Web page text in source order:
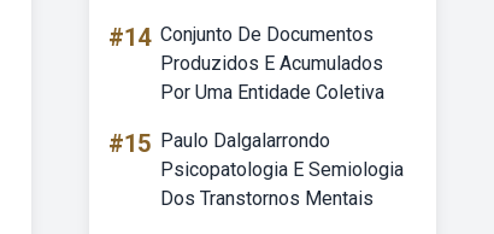
#14 Conjunto De Documentos
Produzidos E Acumulados
Por Uma Entidade Coletiva
#15 Paulo Dalgalarrondo
Psicopatologia E Semiologia
Dos Transtornos Mentais